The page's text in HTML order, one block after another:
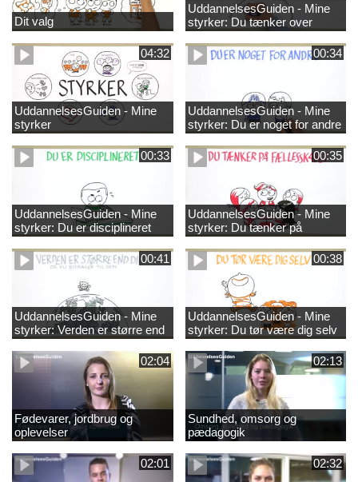
Dit valg
UddannelsesGuiden - Mine
styrker: Du tænker over
tingene
04:32
UddannelsesGuiden - Mine
styrker
00:34
UddannelsesGuiden - Mine
styrker: Du er noget for andre
00:33
UddannelsesGuiden - Mine
styrker: Du er disciplineret
00:35
UddannelsesGuiden - Mine
styrker: Du tænker på
fællesskabet
00:41
UddannelsesGuiden - Mine
styrker: Verden er større end
dig og du bidrager til den
00:38
UddannelsesGuiden - Mine
styrker: Du tør være dig selv
02:04
Fødevarer, jordbrug og
oplevelser
02:13
Sundhed, omsorg og
pædagogik
02:01 02:32